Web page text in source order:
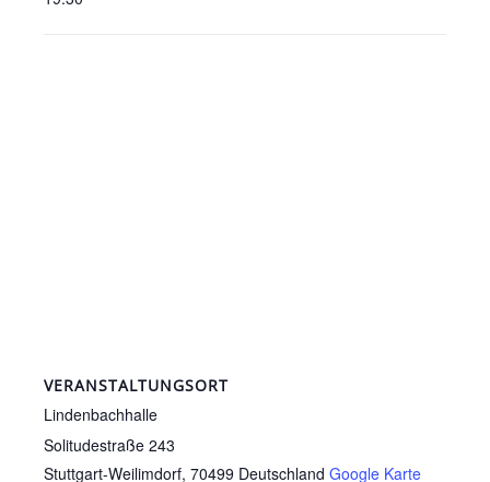
VERANSTALTUNGSORT
Lindenbachhalle
Solitudestraße 243
Stuttgart-Weilimdorf, 70499 Deutschland Google Karte